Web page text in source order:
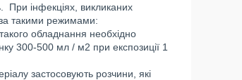
При інфекціях, викликаних
за такими режимами:
обладнання необхідно
300-500 мл / м2 при експозиції 1
застосовують розчини, які